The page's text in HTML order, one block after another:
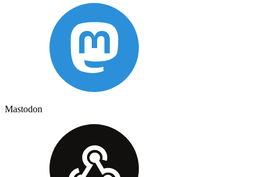
Mastodon